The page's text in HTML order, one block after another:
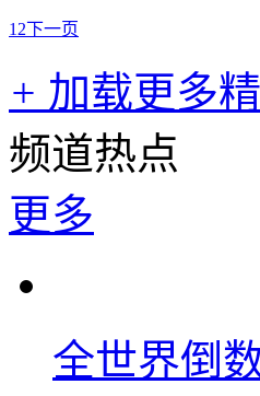
1 2下一页
+ 加载更多
频道热点
更多
全世界倒